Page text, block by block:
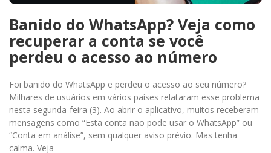
Banido do WhatsApp? Veja como
recuperar a conta se você
perdeu o acesso ao número
Foi banido do WhatsApp e perdeu o acesso ao seu número?
Milhares de usuários em vários países relataram esse problema
nesta segunda-feira (3). Ao abrir o aplicativo, muitos receberam
mensagens como “Esta conta não pode usar o WhatsApp” ou
“Conta em análise”, sem qualquer aviso prévio. Mas tenha
calma. Veja